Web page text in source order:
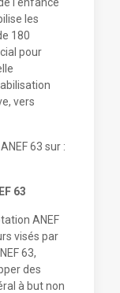
les
180
pour
vers
63 sur :
63
ANEF
visés par
63,
des
à but non